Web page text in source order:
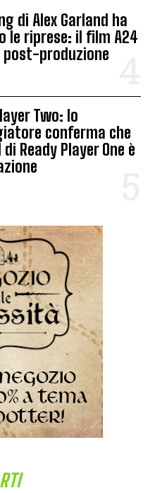
di Alex Garland ha
le riprese: il film A24
produzione
Two: lo
conferma che
Ready Player One è